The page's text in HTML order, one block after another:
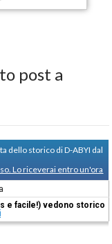
to post a
dello storico di D-ABYI dal
Lo riceverai entro un'ora
e facile!) vedono storico